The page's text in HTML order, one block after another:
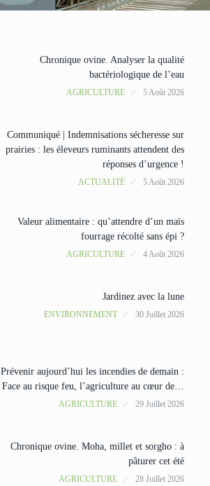
Chronique ovine. Analyser la qualité
bactériologique de l’eau
AGRICULTURE 5 Août 2026
Communiqué | Indemnisations sécheresse sur
prairies : les éleveurs ruminants attendent des
réponses d’urgence !
ACTUALITÉ 5 Août 2026
Valeur alimentaire : qu’attendre d’un maïs
fourrage récolté sans épi ?
AGRICULTURE 4 Août 2026
Jardinez avec la lune
ENVIRONNEMENT 30 Juillet 2026
Prévenir aujourd’hui les incendies de demain :
Face au risque feu, l’agriculture au cœur de…
AGRICULTURE 29 Juillet 2026
Chronique ovine. Moha, millet et sorgho : à
pâturer cet été
AGRICULTURE 28 Juillet 2026